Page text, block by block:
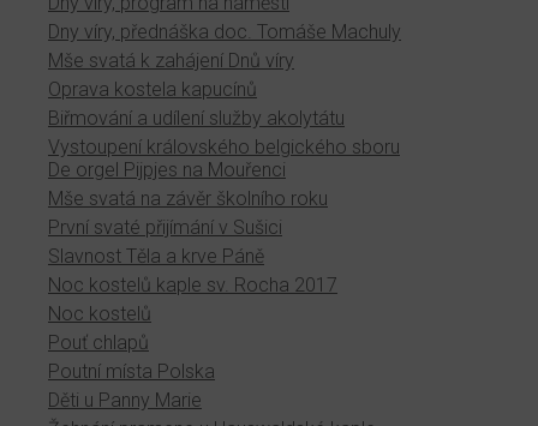
Dny víry, přednáška doc. Tomáše Machuly
Mše svatá k zahájení Dnů víry
Oprava kostela kapucínů
Biřmování a udílení služby akolytátu
Vystoupení královského belgického sboru
De orgel Pijpjes na Mouřenci
Mše svatá na závěr školního roku
První svaté přijímání v Sušici
Slavnost Těla a krve Páně
Noc kostelů kaple sv. Rocha 2017
Noc kostelů
Pouť chlapů
Poutní místa Polska
Děti u Panny Marie